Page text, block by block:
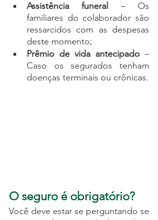
Assistência funeral
– Os
familiares do colaborador são
ressarcidos com as despesas
deste momento;
Prêmio de vida antecipado –
Caso os segurados tenham
doenças terminais ou crônicas.
O seguro é obrigatório?
Você deve estar se perguntando se